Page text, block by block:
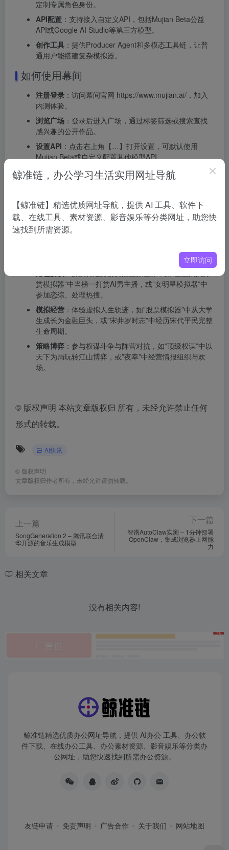
定制专属角色身份。
API配置 ：支持接入自定义API，包括Mujian Beta公益
API或Google AI Studio等第三方模型。
创作工具 ：提供Producer Agent和多模态工具链，让普
通用户能搭建复杂模拟器。
如何使用幕间
注册登录 ：访问幕间官网 https://www.mujian.ai/，加入
内测体验。
浏览广场 ：登录后进入广场，通过标签筛选或搜索查找
感兴趣的公开作品。
设置API ：点击右上角【…】打开设置，可默认使用
Mujian Beta或自定义配置其他模型API。
开始游玩 ：点击作品封面进入，在设置中调整人设、记
忆长度等参数后与AI互动。
看历史记录和收藏。
幕间的应用场景
如”变成电竞男神的猫””纯情小狗”等单人剧情体验。
赏模拟器”中当榜一打赏AI男主播，或”女明星模拟器”中
参加恋综、处理热搜。
模拟经营 ：体验虚拟人生轨迹，如”股票模拟器”中从大学
生成长为金融巨头，或”宋井岁时志”中经历宋代平民完整
生命周期。
策略博弈 ：参与权谋斗争与阵营对抗，如”顶级权谋”中以
天下为局玩转江山博弈，或”夜幸”中经营情报组织与欢
场。
© 版权声明 本站文章版权归 所有，未经允许禁止任何
形式的转载。
AI快讯
© 版权声明
文章版权归作者所有，未经允许请勿转载。
上一篇
SongGeneration 2 – 腾讯联合清
华开源的音乐生成模型
下一篇
智谱AutoClaw实测 – 1分钟部署
OpenClaw，集成浏览器上网能
力
相关文章
没有相关内容!
鲸准链精选优质办公网址导航，提供 AI办公 工具、办公软
件下载、在线办公工具、办公素材资源、影音娱乐等分类办
公网址，助您快速找到所需办公资源。
友链申请 免责声明 广告合作 关于我们 网站地图
鲸准链，办公学习生活实用网址导航
【鲸准链】精选优质网址导航，提供 AI 工具、软件下
载、在线工具、素材资源、影音娱乐等分类网址，助您快
速找到所需资源。
立即访问